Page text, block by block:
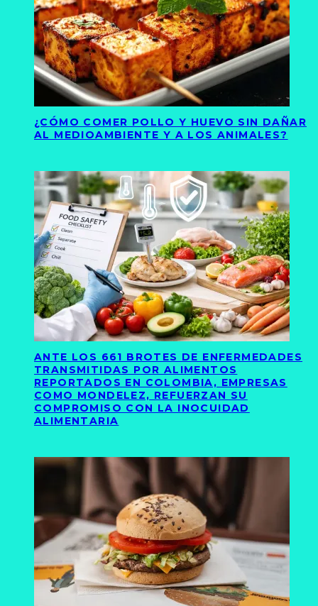
¿CÓMO COMER POLLO Y HUEVO SIN DAÑAR
AL MEDIOAMBIENTE Y A LOS ANIMALES?
ANTE LOS 661 BROTES DE ENFERMEDADES
TRANSMITIDAS POR ALIMENTOS
REPORTADOS EN COLOMBIA, EMPRESAS
COMO MONDELEZ, REFUERZAN SU
COMPROMISO CON LA INOCUIDAD
ALIMENTARIA